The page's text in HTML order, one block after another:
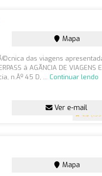
4.9
Mapa
das viagens
â AGÃNCIA DE VIAGENS E
n.Âº 45 D, ... Continuar lendo
Ver e-mail
Mapa